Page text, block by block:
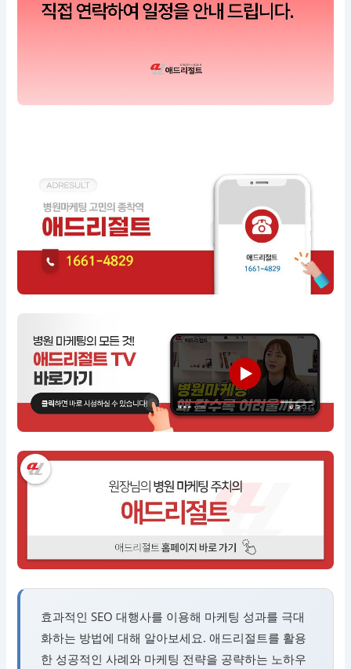
효과적인 SEO 대행사를 이용해 마케팅 성과를 극대
화하는 방법에 대해 알아보세요. 애드리절트를 활용
한 성공적인 사례와 마케팅 전략을 공략하는 노하우